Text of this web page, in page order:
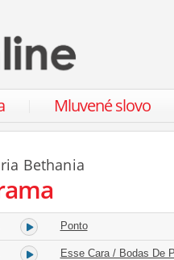
Mluvené slovo
Bethania
Ponto
Esse Cara / Bodas De